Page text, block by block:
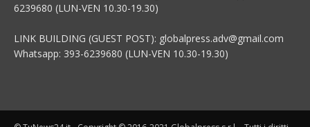
6239680 (LUN-VEN 10.30-19.30)
LINK BUILDING (GUEST POST): globalpress.adv@gmail.com
Whatsapp: 393-6239680 (LUN-VEN 10.30-19.30)